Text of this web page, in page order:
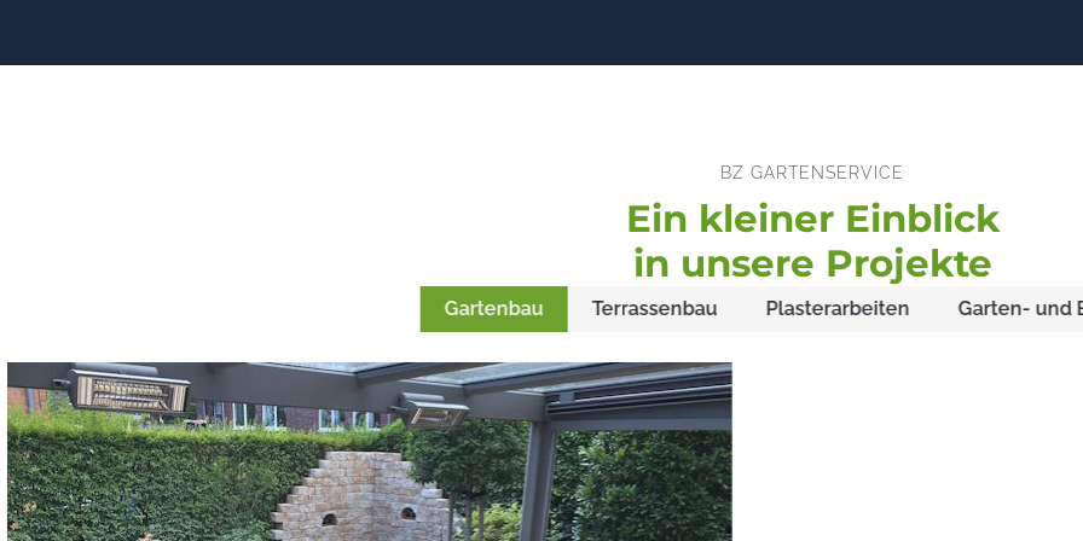
BZ GARTENSERVICE
Ein kleiner Einblick
in unsere Projekte
Gartenbau Terrassenbau Plasterarbeiten Garten- und